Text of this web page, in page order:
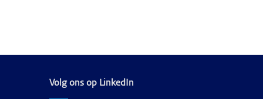
Volg ons op LinkedIn